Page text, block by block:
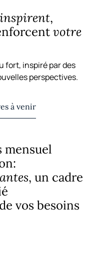
inspirent,
votre
fort, inspiré par des
perspectives.
à venir
mensuel
, un cadre
vos besoins